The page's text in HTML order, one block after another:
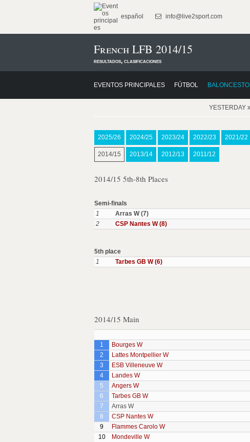
español info@live2sport.com
French LFB 2014/15
resultados, clasificaciones
EVENTOS PRINCIPALES FÚTBOL BALONCESTO
YESTERDAY
2025/26 2024/25 2023/24 2022/23 2021/22
2014/15 2013/14 2012/13 2011/12
2014/15 5th-8th Places
Semi-finals
1
Arras W (7)
2
CSP Nantes W (8)
5th place
1
Tarbes GB W (6)
2014/15 Main
1
Bourges W
2
Lattes Montpellier W
3
ESB Villeneuve W
4
Landes W
5
Angers W
6
Tarbes GB W
7
Arras W
8
CSP Nantes W
9
Flammes Carolo W
10
Mondeville W